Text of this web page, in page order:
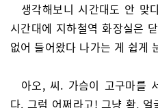
생각해보니 시간대도 안 맞
시간대에 지하철역 화장실은
없어 들어왔다 나가는 게 쉽게
아오, 씨. 가슴이 고구마를
다. 그럼 어쩌라고! 그냥 확,